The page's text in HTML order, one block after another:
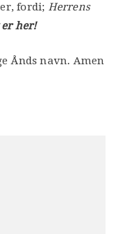
fordi; Herrens
her!
Ånds navn. Amen